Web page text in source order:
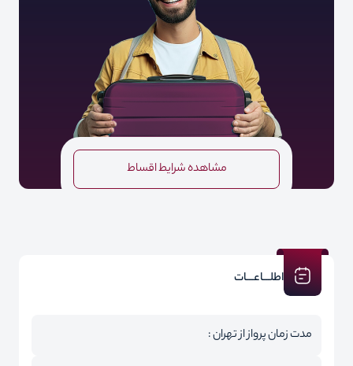
مشاهده شرایط اقساط
اطلـــاعـــات
مدت زمان پرواز از تهران :